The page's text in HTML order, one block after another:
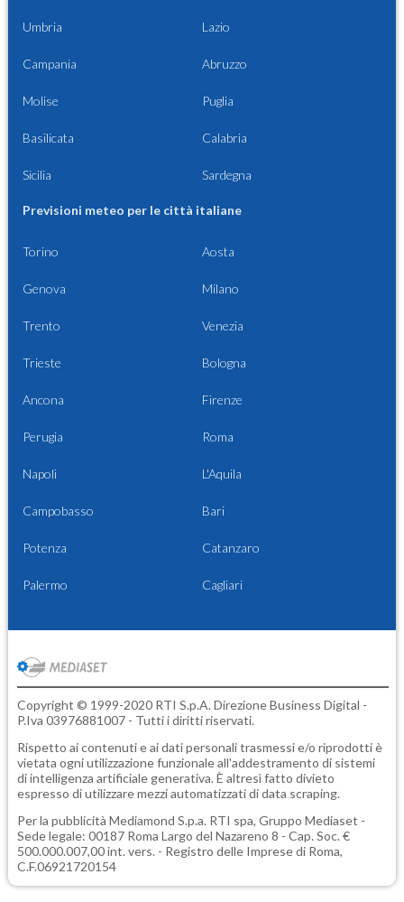
Umbria Lazio
Campania Abruzzo
Molise Puglia
Basilicata Calabria
Sicilia Sardegna
Previsioni meteo per le città italiane
Torino Aosta
Genova Milano
Trento Venezia
Trieste Bologna
Ancona Firenze
Perugia Roma
Napoli L'Aquila
Campobasso Bari
Potenza Catanzaro
Palermo Cagliari
Copyright © 1999-2020 RTI S.p.A. Direzione Business Digital -
P.Iva 03976881007 - Tutti i diritti riservati.
Rispetto ai contenuti e ai dati personali trasmessi e/o riprodotti è
vietata ogni utilizzazione funzionale all'addestramento di sistemi
di intelligenza artificiale generativa. È altresì fatto divieto
espresso di utilizzare mezzi automatizzati di data scraping.
Per la pubblicità Mediamond S.p.a. RTI spa, Gruppo Mediaset -
Sede legale: 00187 Roma Largo del Nazareno 8 - Cap. Soc. €
500.000.007,00 int. vers. - Registro delle Imprese di Roma,
C.F.06921720154